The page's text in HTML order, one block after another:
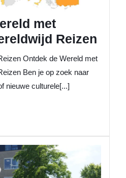
met
Reizen
Ontdek de Wereld met
Ben je op zoek naar
nieuwe culturele[...]
van
de